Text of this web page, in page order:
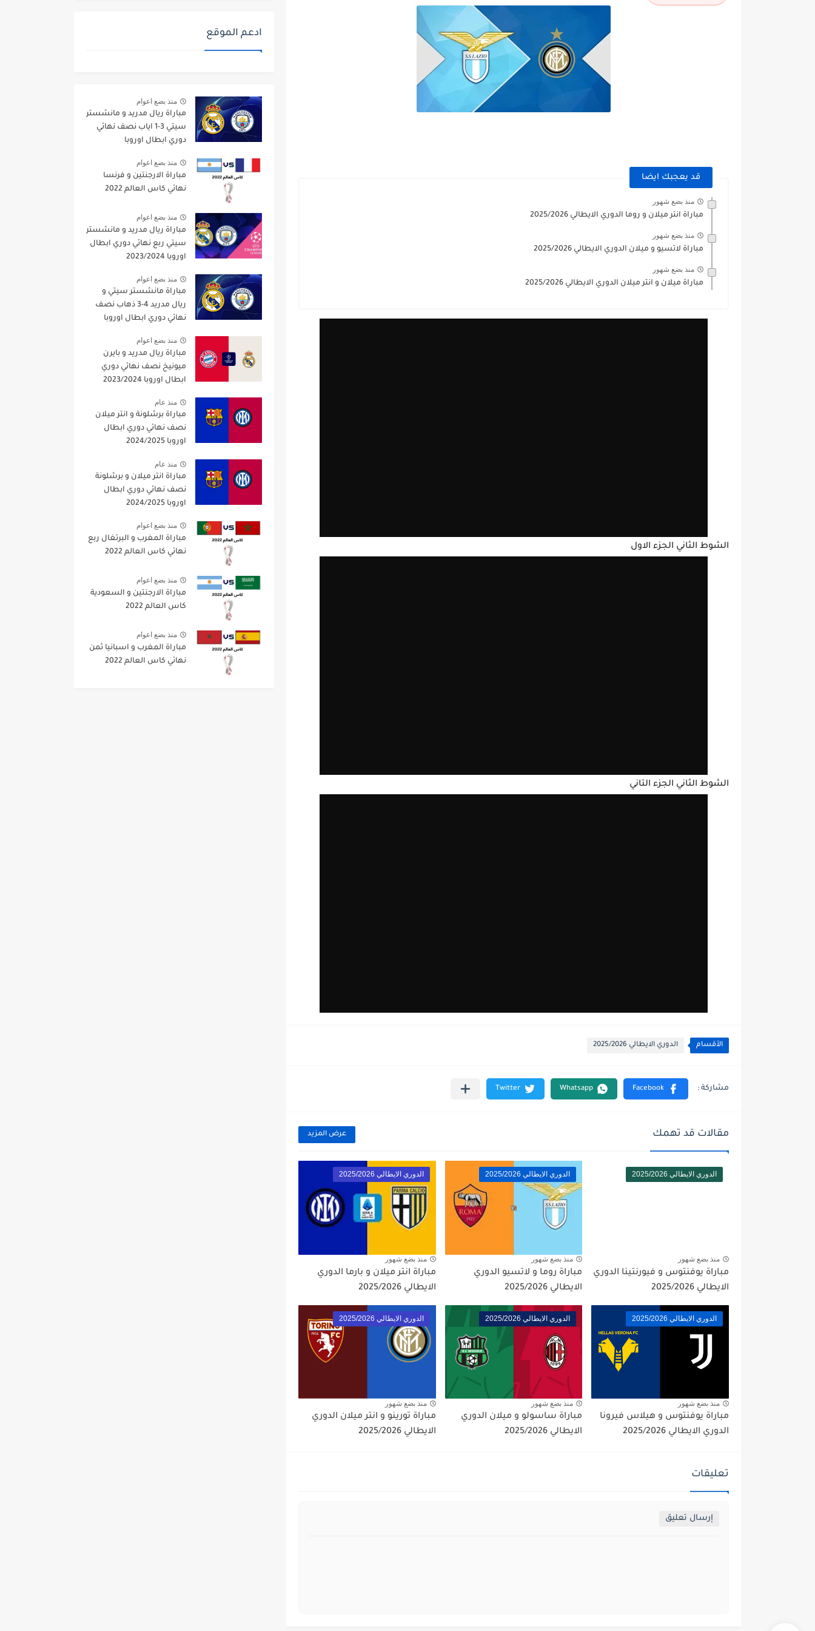
قد يعجبك ايضا
منذ بضع شهور
مباراة انتر ميلان و روما الدوري الايطالي 2025/2026
منذ بضع شهور
مباراة لاتسيو و ميلان الدوري الايطالي 2025/2026
منذ بضع شهور
مباراة ميلان و انتر ميلان الدوري الايطالي 2025/2026
الشوط الثاني الجزء الاول
الشوط الثاني الجزء التاني
الأقسام الدوري الايطالي 2025/2026
مقالات قد تهمك عرض المزيد
الدوري الايطالي 2025/2026
منذ بضع شهور
مباراة يوفنتوس و فيورنتينا الدوري
الايطالي 2025/2026
الدوري الايطالي 2025/2026
منذ بضع شهور
مباراة روما و لاتسيو الدوري
الايطالي 2025/2026
الدوري الايطالي 2025/2026
منذ بضع شهور
مباراة انتر ميلان و بارما الدوري
الايطالي 2025/2026
الدوري الايطالي 2025/2026
منذ بضع شهور
مباراة يوفنتوس و هيلاس فيرونا
الدوري الايطالي 2025/2026
الدوري الايطالي 2025/2026
منذ بضع شهور
مباراة ساسولو و ميلان الدوري
الايطالي 2025/2026
الدوري الايطالي 2025/2026
منذ بضع شهور
مباراة تورينو و انتر ميلان الدوري
الايطالي 2025/2026
تعليقات
إرسال تعليق
ادعم الموقع
منذ بضع اعوام
مباراة ريال مدريد و مانشستر
سيتي 3-1 اياب نصف نهائي
دوري ابطال اوروبا
منذ بضع اعوام
مباراة الارجنتين و فرنسا
نهائي كاس العالم 2022
منذ بضع اعوام
مباراة ريال مدريد و مانشستر
سيتي ربع نهائي دوري ابطال
اوروبا 2023/2024
منذ بضع اعوام
مباراة مانشستر سيتي و
ريال مدريد 4-3 ذهاب نصف
نهائي دوري ابطال اوروبا
منذ بضع اعوام
مباراة ريال مدريد و بايرن
ميونيخ نصف نهائي دوري
ابطال اوروبا 2023/2024
منذ عام
مباراة برشلونة و انتر ميلان
نصف نهائي دوري ابطال
اوروبا 2024/2025
منذ عام
مباراة انتر ميلان و برشلونة
نصف نهائي دوري ابطال
اوروبا 2024/2025
منذ بضع اعوام
مباراة المغرب و البرتغال ربع
نهائي كاس العالم 2022
منذ بضع اعوام
مباراة الارجنتين و السعودية
كاس العالم 2022
منذ بضع اعوام
مباراة المغرب و اسبانيا ثمن
نهائي كاس العالم 2022